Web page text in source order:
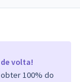
volta!
100% do